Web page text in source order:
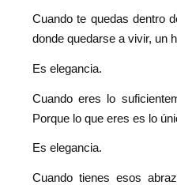
Cuando te quedas dentro
donde quedarse a vivir, un
Es elegancia.
Cuando eres lo
Porque lo que eres es lo
Es elegancia.
Cuando tienes esos